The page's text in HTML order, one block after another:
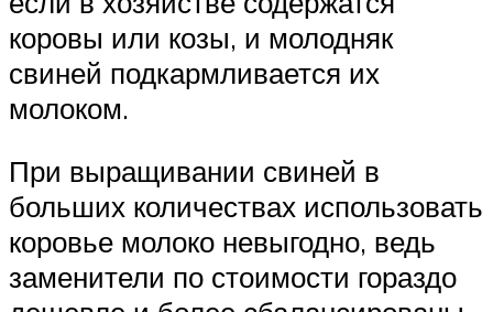
коровы или козы, и молодняк
свиней подкармливается их
молоком.
При выращивании свиней в
больших количествах использовать
коровье молоко невыгодно, ведь
заменители по стоимости гораздо